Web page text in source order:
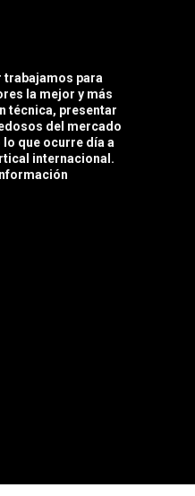
trabajamos para
la mejor y más
técnica, presentar
del mercado
que ocurre día a
internacional.